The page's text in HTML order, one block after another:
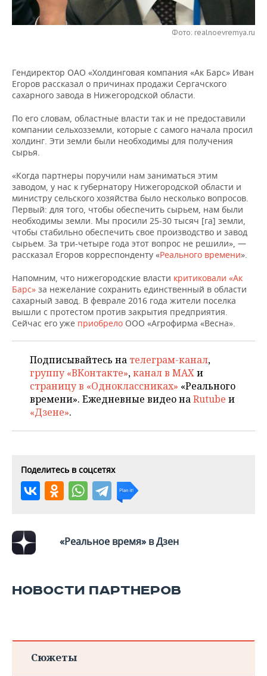
НЕФТЕХИМИЯ
ЭНЕРГЕТИКА
РОЗНИЧНАЯ ТОРГОВЛЯ
УСЛУГИ
НОВОСТИ ТЕХНОЛОГИЙ
МЕДИА
МЕРОПРИЯТИЯ
ВЫЕЗДНАЯ РЕДАКЦИЯ
ONLINE-КОНФЕРЕНЦИИ
ОТКРЫТАЯ ЛЕКЦИЯ
НОВОСТИ СПОРТА
ХОККЕЙ
БАСКЕТБОЛ
ВОЛЕЙБОЛ
КИБЕРСПОРТ
ФИГУРНОЕ КАТАНИЕ
ХОККЕЙ С МЯЧОМ
ОБЩЕСТВО
ВЛАСТЬ
ИНФРАСТРУКТУРА
ИСТОРИЯ
КУЛЬТУРА
МЕДИЦИНА
ПРОИСШЕСТВИЯ
СЮЖЕТЫ
СПРАВОЧНИК
СПИСОК ПЕРСОН
СПИСОК КОМПАНИЙ
ПОЛНАЯ ВЕРСИЯ
Фото: realnoevremya.ru
Гендиректор ОАО «Холдинговая компания «Ак Барс» Иван
Егоров рассказал о причинах продажи Сергачского
сахарного завода в Нижегородской области.
По его словам, областные власти так и не предоставили
компании сельхозземли, которые с самого начала просил
холдинг. Эти земли были необходимы для получения
сырья.
«Когда партнеры поручили нам заниматься этим
заводом, у нас к губернатору Нижегородской области и
министру сельского хозяйства было несколько вопросов.
Первый: для того, чтобы обеспечить сырьем, нам были
необходимы земли. Мы просили 25-30 тысяч [га] земли,
чтобы стабильно обеспечить свое производство и завод
сырьем. За три-четыре года этот вопрос не решили», —
рассказал Егоров корреспонденту «Реального времени».
Напомним, что нижегородские власти критиковали «Ак
Барс» за нежелание сохранить единственный в области
сахарный завод. В феврале 2016 года жители поселка
вышли с протестом против закрытия предприятия.
Сейчас его уже приобрело ООО «Агрофирма «Весна».
Подписывайтесь на телеграм-канал,
группу «ВКонтакте»,канал в MAXи
страницу в «Одноклассниках» «Реального
времени». Ежедневные видео наRutube и
«Дзене».
Поделитесь в соцсетях
«Реальное время» в Дзен
НОВОСТИ ПАРТНЕРОВ
Сюжеты